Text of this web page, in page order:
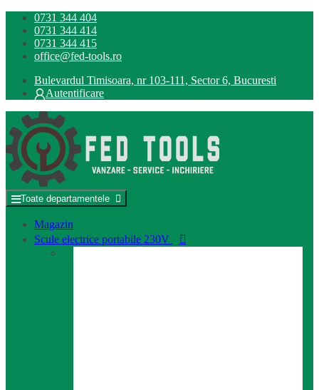
Skip
navigation
Skip
content
0731 344 404
0731 344 414
0731 344 415
office@fed-tools.ro
Bulevardul Timisoara, nr 103-111, Sector 6, Bucuresti
Autentificare
Toate departamentele
Magazin
Scule electrice portabile 230V